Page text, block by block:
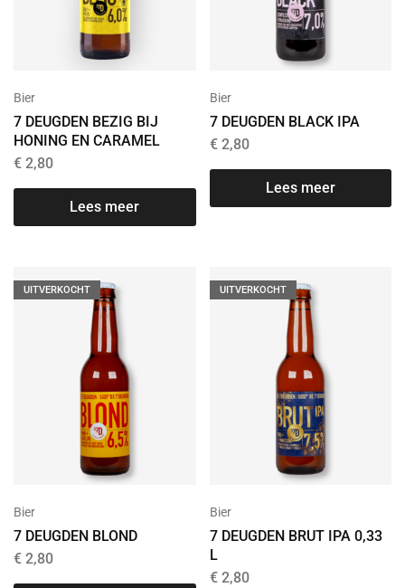
Bier
7 DEUGDEN BEZIG BIJ
HONING EN CARAMEL
€ 2,80
Lees meer
Bier
7 DEUGDEN BLACK IPA
€2,80
Lees meer
UITVERKOCHT
Bier
7 DEUGDEN BLOND
€ 2,80
UITVERKOCHT
Bier
7 DEUGDEN BRUT IPA 0,33
L
€2,80